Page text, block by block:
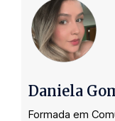
Daniela
Formada em